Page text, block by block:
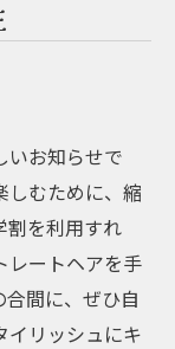
いお知らせで
しむために、縮
割を利用すれ
レートヘアを手
間に、ぜひ自
イリッシュにキ